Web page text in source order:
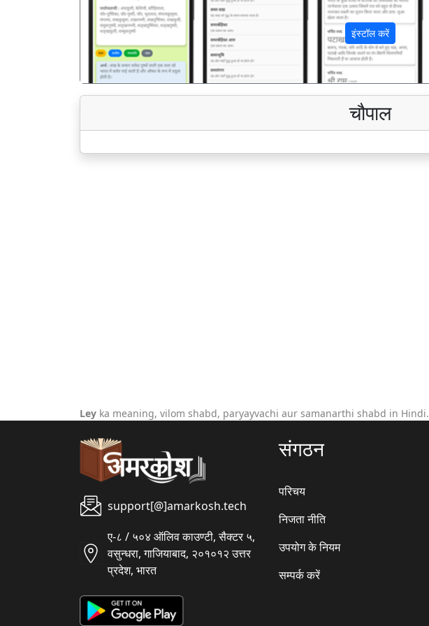
इंस्टॉल करें
चौपाल
Ley ka meaning, vilom shabd, paryayvachi aur samanarthi shabd in Hindi.
support[@]amarkosh.tech
ए-८ / ५०४ ऑलिव काउण्टी, सैक्टर ५,
वसुन्धरा, गाजियाबाद, २०१०१२ उत्तर
प्रदेश, भारत
संगठन
परिचय
निजता नीति
उपयोग के नियम
सम्पर्क करें